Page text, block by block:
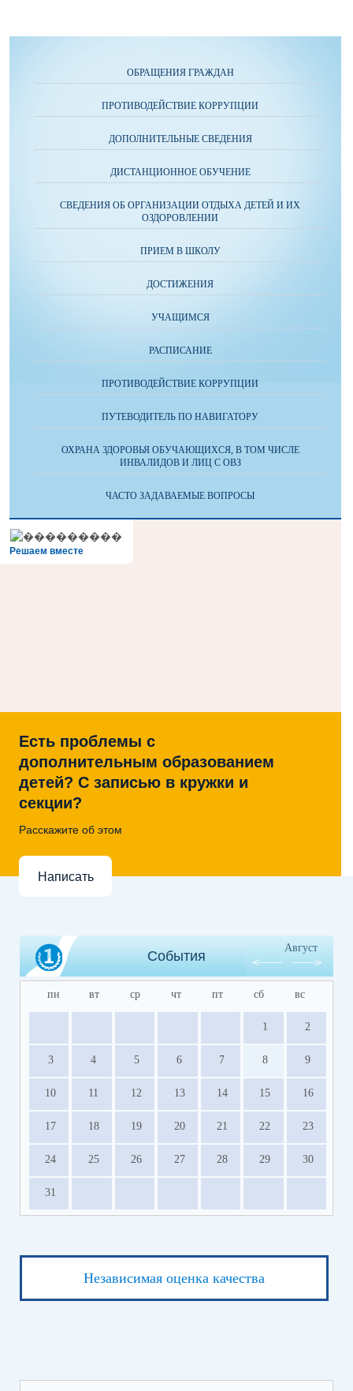
ОБРАЩЕНИЯ ГРАЖДАН
ПРОТИВОДЕЙСТВИЕ КОРРУПЦИИ
ДОПОЛНИТЕЛЬНЫЕ СВЕДЕНИЯ
ДИСТАНЦИОННОЕ ОБУЧЕНИЕ
СВЕДЕНИЯ ОБ ОРГАНИЗАЦИИ ОТДЫХА ДЕТЕЙ И ИХ
ОЗДОРОВЛЕНИИ
ПРИЕМ В ШКОЛУ
ДОСТИЖЕНИЯ
УЧАЩИМСЯ
РАСПИСАНИЕ
ПРОТИВОДЕЙСТВИЕ КОРРУПЦИИ
ПУТЕВОДИТЕЛЬ ПО НАВИГАТОРУ
ОХРАНА ЗДОРОВЬЯ ОБУЧАЮЩИХСЯ, В ТОМ ЧИСЛЕ
ИНВАЛИДОВ И ЛИЦ С ОВЗ
ЧАСТО ЗАДАВАЕМЫЕ ВОПРОСЫ
Решаем вместе
Есть проблемы с
дополнительным образованием
детей? С записью в кружки и
секции?
Расскажите об этом
Написать
События
Август
пн вт ср чт пт сб вс
1 2
3 4 5 6 7 8 9
10 11 12 13 14 15 16
17 18 19 20 21 22 23
24 25 26 27 28 29 30
31
Независимая оценка качества